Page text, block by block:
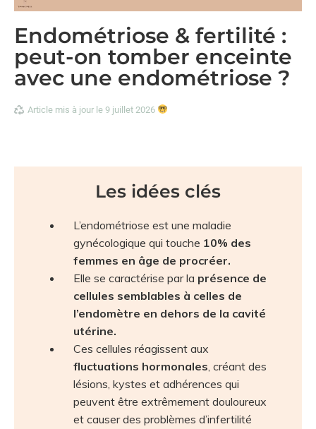
Endométriose & fertilité :
peut-on tomber enceinte
avec une endométriose ?
Article mis à jour le 9 juillet 2026
Les idées clés
L’endométriose est une maladie
gynécologique qui touche 10% des
femmes en âge de procréer.
Elle se caractérise par la présence de
cellules semblables à celles de
l’endomètre en dehors de la cavité
utérine.
Ces cellules réagissent aux
fluctuations hormonales, créant des
lésions, kystes et adhérences qui
peuvent être extrêmement douloureux
et causer des problèmes d’infertilité